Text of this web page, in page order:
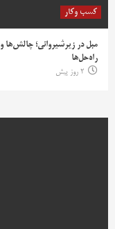
کسب وکار
مبل در زیرشیروانی؛ چالش‌ها و
راه‌حل‌ها
2 روز پیش